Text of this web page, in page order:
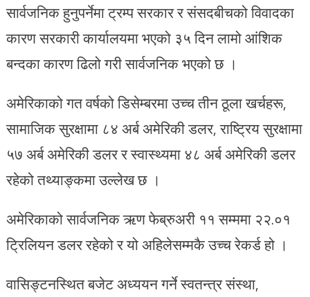
सार्वजनिक हुनुपर्नेमा ट्रम्प सरकार र संसदबीचको विवादका
कारण सरकारी कार्यालयमा भएको ३५ दिन लामो आंशिक
बन्दका कारण ढिलो गरी सार्वजनिक भएको छ ।
अमेरिकाको गत वर्षको डिसेम्बरमा उच्च तीन ठूला खर्चहरू,
सामाजिक सुरक्षामा ८४ अर्ब अमेरिकी डलर, राष्ट्रिय सुरक्षामा
५७ अर्ब अमेरिकी डलर र स्वास्थ्यमा ४८ अर्ब अमेरिकी डलर
रहेको तथ्याङ्कमा उल्लेख छ ।
अमेरिकाको सार्वजनिक ऋण फेब्रुअरी ११ सम्ममा २२.०१
ट्रिलियन डलर रहेको र यो अहिलेसम्मकै उच्च रेकर्ड हो ।
वासिङ्टनस्थित बजेट अध्ययन गर्ने स्वतन्त्र संस्था,